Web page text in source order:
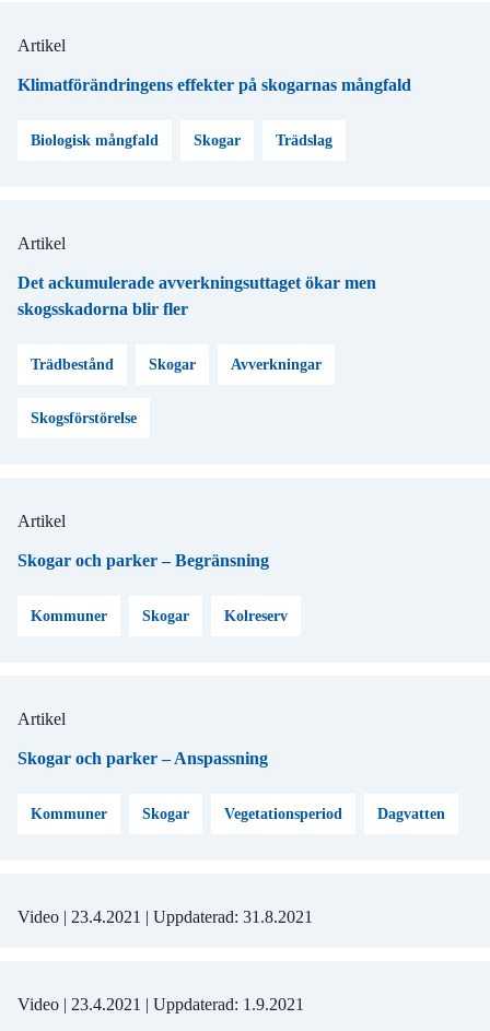
Artikel
Klimatförändringens effekter på skogarnas mångfald
Biologisk mångfald Skogar Trädslag
Artikel
Det ackumulerade avverkningsuttaget ökar men
skogsskadorna blir fler
Trädbestånd Skogar Avverkningar
Skogsförstörelse
Artikel
Skogar och parker – Begränsning
Kommuner Skogar Kolreserv
Artikel
Skogar och parker – Anspassning
Kommuner Skogar Vegetationsperiod Dagvatten
Video | 23.4.2021 | Uppdaterad: 31.8.2021
Video | 23.4.2021 | Uppdaterad: 1.9.2021